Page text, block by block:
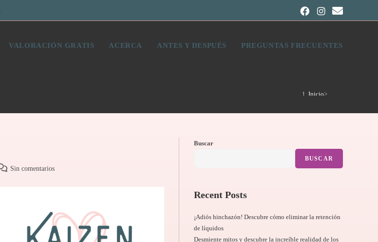
VALORACIÓN GRATIS ACERCA ANTES Y DESPUÉS PREGUNTAS FRECUENTES
Inicio>
Sin comentarios
Buscar
BUSCAR
Recent Posts
¡Adiós hinchazón! Descubre cómo eliminar la retención
de líquidos
Desmiente mitos y descubre la increíble realidad de los